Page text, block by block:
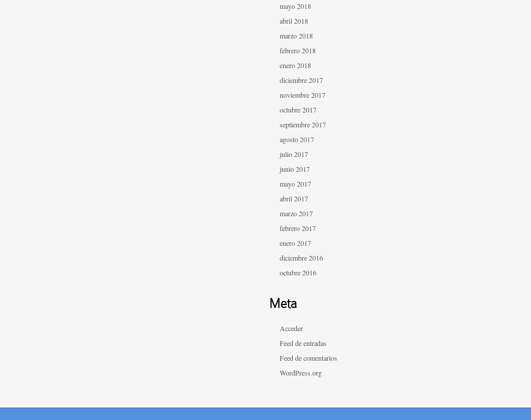
mayo 2018
abril 2018
marzo 2018
febrero 2018
enero 2018
diciembre 2017
noviembre 2017
octubre 2017
septiembre 2017
agosto 2017
julio 2017
junio 2017
mayo 2017
abril 2017
marzo 2017
febrero 2017
enero 2017
diciembre 2016
octubre 2016
Meta
Acceder
Feed de entradas
Feed de comentarios
WordPress.org